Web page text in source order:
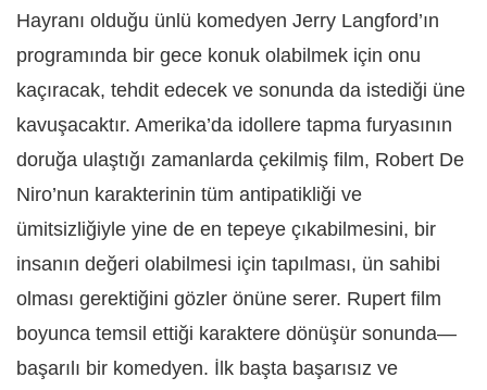
Hayranı olduğu ünlü komedyen Jerry Langford’ın
programında bir gece konuk olabilmek için onu
kaçıracak, tehdit edecek ve sonunda da istediği üne
kavuşacaktır. Amerika’da idollere tapma furyasının
doruğa ulaştığı zamanlarda çekilmiş film, Robert De
Niro’nun karakterinin tüm antipatikliği ve
ümitsizliğiyle yine de en tepeye çıkabilmesini, bir
insanın değeri olabilmesi için tapılması, ün sahibi
olması gerektiğini gözler önüne serer. Rupert film
boyunca temsil ettiği karaktere dönüşür sonunda—
başarılı bir komedyen. İlk başta başarısız ve